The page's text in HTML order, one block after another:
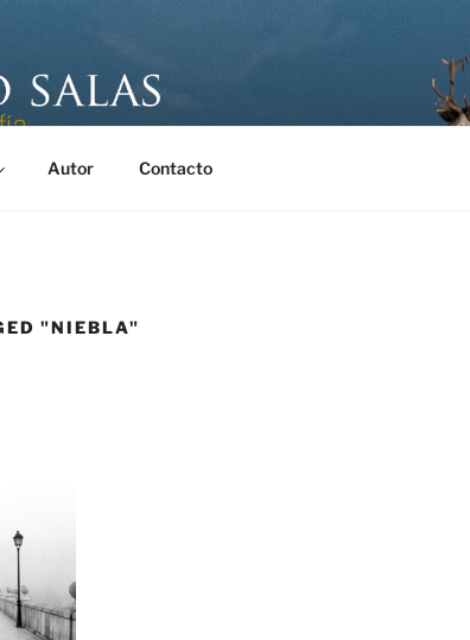
FOTÓGRAFO
Eduardo Salas
Autor Contacto
"NIEBLA"